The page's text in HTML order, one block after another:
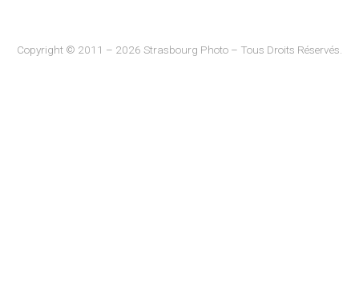
Copyright © 2011 – 2026 Strasbourg Photo – Tous Droits Réservés.